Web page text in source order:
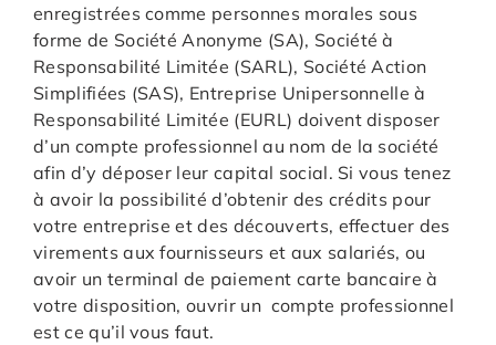
enregistrées comme personnes morales sous
forme de Société Anonyme (SA), Société à
Responsabilité Limitée (SARL), Société Action
Simplifiées (SAS), Entreprise Unipersonnelle à
Responsabilité Limitée (EURL) doivent disposer
d’un compte professionnel au nom de la société
afin d’y déposer leur capital social. Si vous tenez
à avoir la possibilité d’obtenir des crédits pour
votre entreprise et des découverts, effectuer des
virements aux fournisseurs et aux salariés, ou
avoir un terminal de paiement carte bancaire à
votre disposition, ouvrir un compte professionnel
est ce qu’il vous faut.